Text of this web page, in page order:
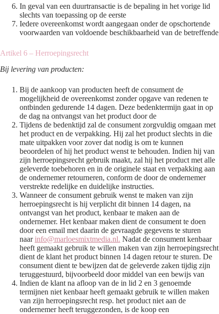
In geval van een duurtransactie is de bepaling in het vorige lid
slechts van toepassing op de eerste
Iedere overeenkomst wordt aangegaan onder de opschortende
voorwaarden van voldoende beschikbaarheid van de betreffende
Artikel 6 – Herroepingsrecht
Bij levering van producten:
Bij de aankoop van producten heeft de consument de
mogelijkheid de overeenkomst zonder opgave van redenen te
ontbinden gedurende 14 dagen. Deze bedenktermijn gaat in op
de dag na ontvangst van het product door de
Tijdens de bedenktijd zal de consument zorgvuldig omgaan met
het product en de verpakking. Hij zal het product slechts in die
mate uitpakken voor zover dat nodig is om te kunnen
beoordelen of hij het product wenst te behouden. Indien hij van
zijn herroepingsrecht gebruik maakt, zal hij het product met alle
geleverde toebehoren en in de originele staat en verpakking aan
de ondernemer retourneren, conform de door de ondernemer
verstrekte redelijke en duidelijke instructies.
Wanneer de consument gebruik wenst te maken van zijn
herroepingsrecht is hij verplicht dit binnen 14 dagen, na
ontvangst van het product, kenbaar te maken aan de
ondernemer. Het kenbaar maken dient de consument te doen
door een email met daarin de gevraagde gegevens te sturen
naar info@marloesmixtmedia.nl. Nadat de consument kenbaar
heeft gemaakt gebruik te willen maken van zijn herroepingsrecht
dient de klant het product binnen 14 dagen retour te sturen. De
consument dient te bewijzen dat de geleverde zaken tijdig zijn
teruggestuurd, bijvoorbeeld door middel van een bewijs van
Indien de klant na afloop van de in lid 2 en 3 genoemde
termijnen niet kenbaar heeft gemaakt gebruik te willen maken
van zijn herroepingsrecht resp. het product niet aan de
ondernemer heeft teruggezonden, is de koop een